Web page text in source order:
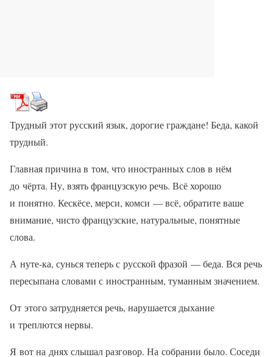
Трудный этот русский язык, дорогие граждане! Беда, какой
трудный.
Главная причина в том, что иностранных слов в нём
до чёрта. Ну, взять французскую речь. Всё хорошо
и понятно. Кескёсе, мерси, комси — всё, обратите ваше
внимание, чисто французские, натуральные, понятные
слова.
А нуте-ка, сунься теперь с русской фразой — беда. Вся речь
пересыпана словами с иностранным, туманным значением.
От этого затрудняется речь, нарушается дыхание
и треплются нервы.
Я вот на днях слышал разговор. На собрании было. Соседи